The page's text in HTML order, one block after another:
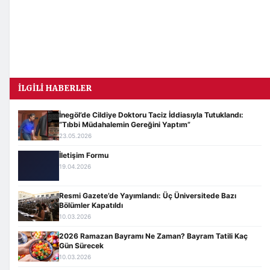
İLGILI HABERLER
İnegöl’de Cildiye Doktoru Taciz İddiasıyla Tutuklandı:
“Tıbbi Müdahalemin Gereğini Yaptım”
23.05.2026
İletişim Formu
19.04.2026
Resmi Gazete’de Yayımlandı: Üç Üniversitede Bazı
Bölümler Kapatıldı
10.03.2026
2026 Ramazan Bayramı Ne Zaman? Bayram Tatili Kaç
Gün Sürecek
10.03.2026